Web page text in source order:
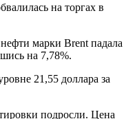
на торгах в
марки Brent падала
на 7,78%.
21,55 доллара за
подросли. Цена